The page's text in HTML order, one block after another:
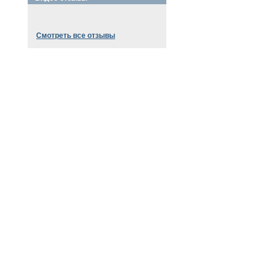
Смотреть все отзывы